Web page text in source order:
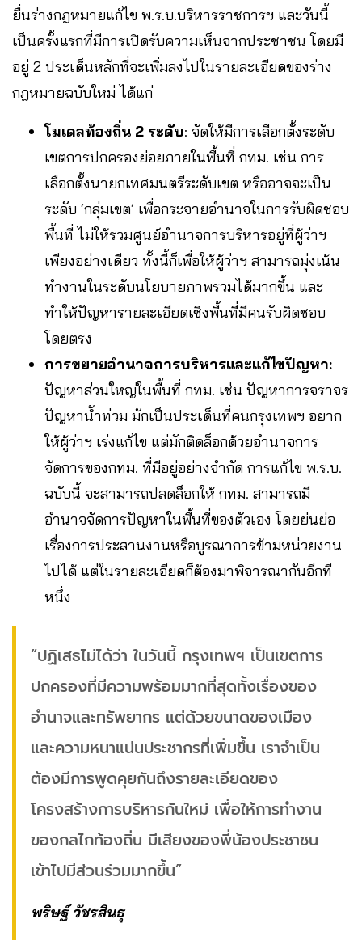
ยื่นร่างกฎหมายแก้ไข พ.ร.บ.บริหารราชการฯ และวันนี้
เป็นครั้งแรกที่มีการเปิดรับความเห็นจากประชาชน โดยมี
อยู่ 2 ประเด็นหลักที่จะเพิ่มลงไปในรายละเอียดของร่าง
กฎหมายฉบับใหม่ ได้แก่
โมเดลท้องถิ่น 2 ระดับ: จัดให้มีการเลือกตั้งระดับ
เขตการปกครองย่อยภายในพื้นที่ กทม. เช่น การ
เลือกตั้งนายกเทศมนตรีระดับเขต หรืออาจจะเป็น
ระดับ ‘กลุ่มเขต’ เพื่อกระจายอำนาจในการรับผิดชอบ
พื้นที่ ไม่ให้รวมศูนย์อำนาจการบริหารอยู่ที่ผู้ว่าฯ
เพียงอย่างเดียว ทั้งนี้ก็เพื่อให้ผู้ว่าฯ สามารถมุ่งเน้น
ทำงานในระดับนโยบายภาพรวมได้มากขึ้น และ
ทำให้ปัญหารายละเอียดเชิงพื้นที่มีคนรับผิดชอบ
โดยตรง
การขยายอำนาจการบริหารและแก้ไขปัญหา:
ปัญหาส่วนใหญ่ในพื้นที่ กทม. เช่น ปัญหาการจราจร
ปัญหาน้ำท่วม มักเป็นประเด็นที่คนกรุงเทพฯ อยาก
ให้ผู้ว่าฯ เร่งแก้ไข แต่มักติดล็อกด้วยอำนาจการ
จัดการของกทม. ที่มีอยู่อย่างจำกัด การแก้ไข พ.ร.บ.
ฉบับนี้ จะสามารถปลดล็อกให้ กทม. สามารถมี
อำนาจจัดการปัญหาในพื้นที่ของตัวเอง โดยย่นย่อ
เรื่องการประสานงานหรือบูรณาการข้ามหน่วยงาน
ไปได้ แต่ในรายละเอียดก็ต้องมาพิจารณากันอีกที
หนึ่ง
“ปฏิเสธไม่ได้ว่า ในวันนี้ กรุงเทพฯ เป็นเขตการ
ปกครองที่มีความพร้อมมากที่สุดทั้งเรื่องของ
อำนาจและทรัพยากร แต่ด้วยขนาดของเมือง
และความหนาแน่นประชากรที่เพิ่มขึ้น เราจำเป็น
ต้องมีการพูดคุยกันถึงรายละเอียดของ
โครงสร้างการบริหารกันใหม่ เพื่อให้การทำงาน
ของกลไกท้องถิ่น มีเสียงของพี่น้องประชาชน
เข้าไปมีส่วนร่วมมากขึ้น”
พริษฐ์ วัชรสินธุ